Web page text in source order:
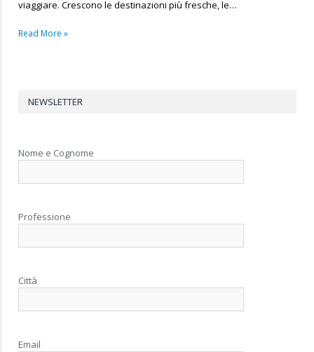
viaggiare. Crescono le destinazioni più fresche, le…
Read More »
NEWSLETTER
Nome e Cognome
Professione
Città
Email